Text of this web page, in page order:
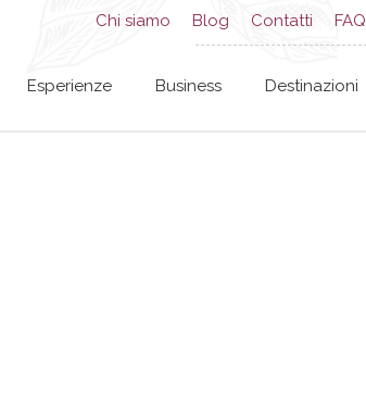
Chi siamo Blog Contatti FAQ
Esperienze Business Destinazioni